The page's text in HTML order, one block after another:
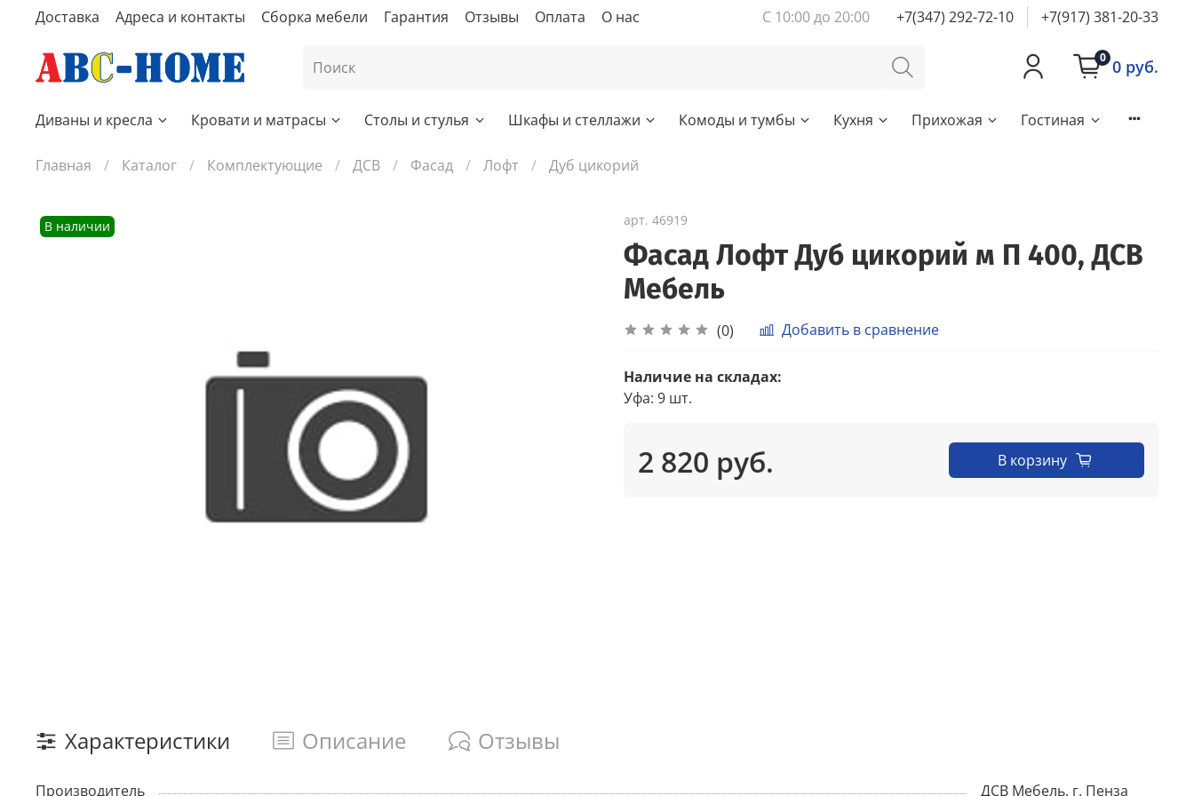
Доставка Адреса и контакты Сборка мебели Гарантия Отзывы Оплата О нас С 10:00 до 20:00 +7(347) 292-72-10 +7(917) 381-20-33
0 0 руб.
Диваны и кресла Кровати и матрасы Столы и стулья Шкафы и стеллажи Комоды и тумбы Кухня Прихожая Гостиная
Главная Каталог Комплектующие ДСВ Фасад Лофт Дуб цикорий
В наличии арт. 46919
Фасад Лофт Дуб цикорий м П 400, ДСВ
Мебель
(0) Добавить в сравнение
Наличие на складах:
Уфа: 9 шт.
2 820 руб. В корзину
Характеристики Описание Отзывы
Производитель ДСВ Мебель, г. Пенза